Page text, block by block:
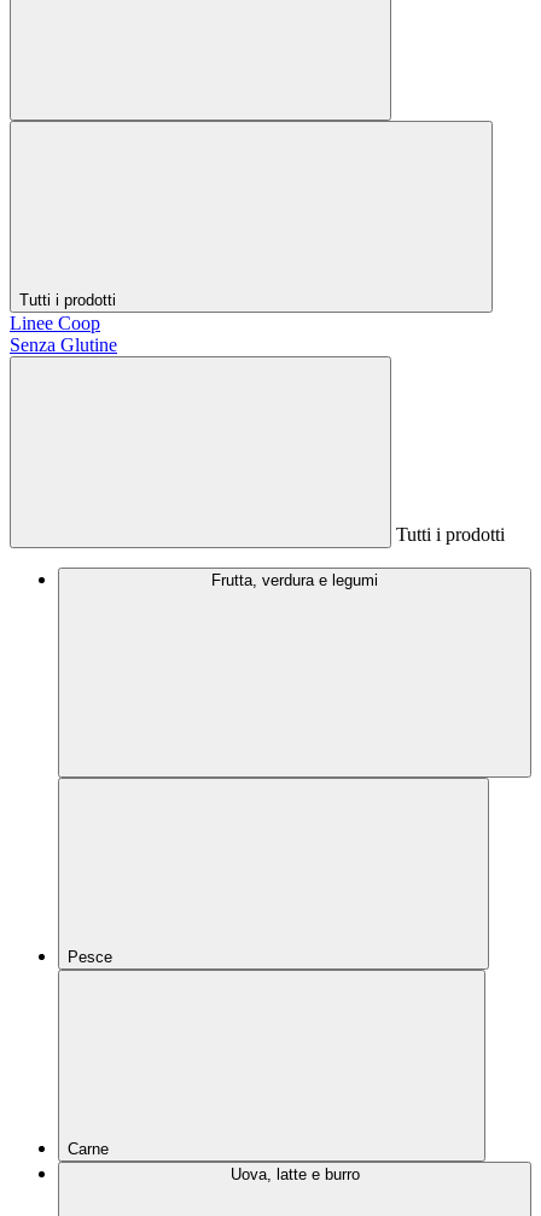
Tutti i prodotti
Linee Coop
Senza Glutine
Tutti i prodotti
Frutta, verdura e legumi
Pesce
Carne
Uova, latte e burro